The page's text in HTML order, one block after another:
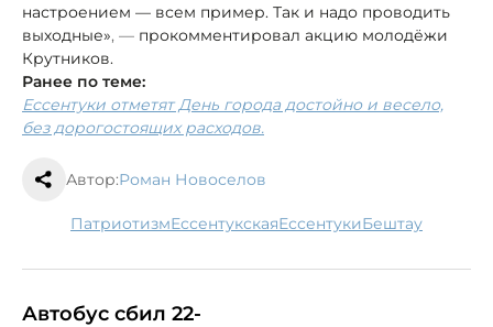
настроением — всем пример. Так и надо проводить
выходные», — прокомментировал акцию молодёжи
Крутников.
Ранее по теме:
Ессентуки отметят День города достойно и весело,
без дорогостоящих расходов.
Автор:Роман Новоселов
патриотизм Ессентукская Ессентуки Бештау
Автобус сбил 22-